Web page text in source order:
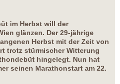
im Herbst will der
glänzen. Der 29-jährige
Herbst mit der Zeit von
trotz stürmischer Witterung
hingelegt. Nun hat
seinen Marathonstart am 22.